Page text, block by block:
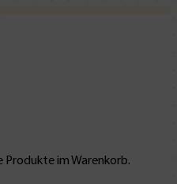
Produkte im Warenkorb.